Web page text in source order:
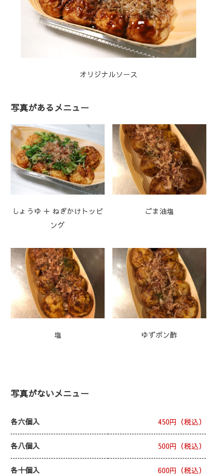
オリジナルソース
写真があるメニュー
しょうゆ ＋ ねぎかけトッピ
ング
ごま油塩
塩 ゆずポン酢
写真がないメニュー
各六個入 450円（税込）
各八個入 500円（税込）
各十個入 600円（税込）